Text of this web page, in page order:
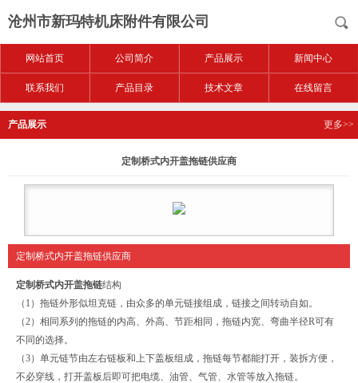
沧州市新玛特机床附件有限公司
网站首页 公司简介 产品展示 新闻中心
联系我们 产品目录 技术文章 在线留言
产品展示 更多>>
定制桥式内开盖拖链供应商
定制桥式内开盖拖链供应商
定制桥式内开盖拖链结构
（1）拖链外形似坦克链，由众多的单元链接组成，链接之间转动自如。
（2）相同系列的拖链的内高、外高、节距相同，拖链内宽、弯曲半径R可有
不同的选择。
（3）单元链节由左右链板和上下盖板组成，拖链每节都能打开，装拆方便，
不必穿线，打开盖板后即可把电缆、油管、气管、水管等放入拖链。